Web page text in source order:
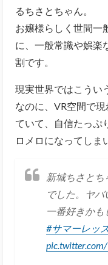
るちさとちゃん。
お嬢様らしく世間一
に、一般常識や娯楽
割です。
現実世界ではこうい
なのに、VR空間で
ていて、自信たっぷ
ロメロになってしま
新城ちさと
でした。ヤ
一番好きかも
#サマーレッ